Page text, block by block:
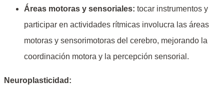
Áreas motoras y sensoriales: tocar instrumentos y
participar en actividades rítmicas involucra las áreas
motoras y sensorimotoras del cerebro, mejorando la
coordinación motora y la percepción sensorial.
Neuroplasticidad: